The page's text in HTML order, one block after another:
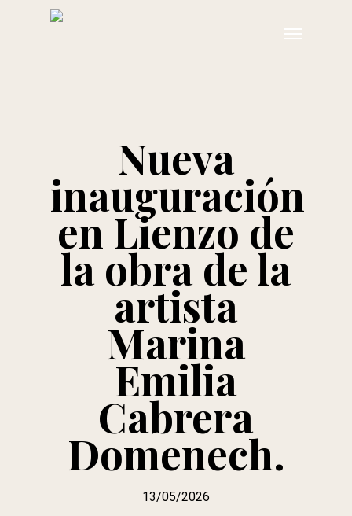
Nueva
inauguración
en Lienzo de
la obra de la
artista
Marina
Emilia
Cabrera
Domenech.
13/05/2026